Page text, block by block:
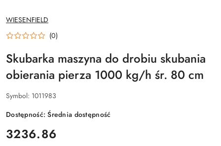
NAZWA
PRODUCENTA:
WIESENFIELD
(0)
Skubarka maszyna do drobiu skubania
obierania pierza 1000 kg/h śr. 80 cm
Symbol: 1011983
Dostępność:Średnia dostępność
cena:
3236.86